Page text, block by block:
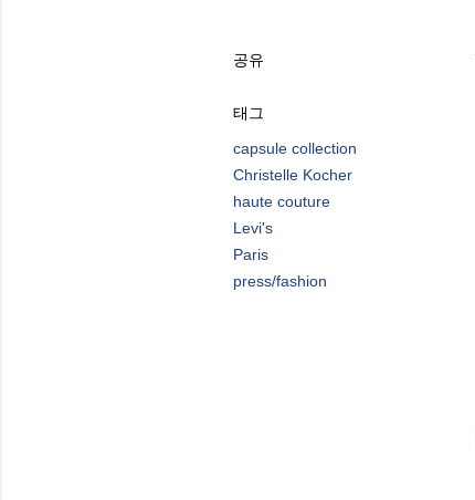
공유
태그
capsule collection
Christelle Kocher
haute couture
Levi's
Paris
press/fashion